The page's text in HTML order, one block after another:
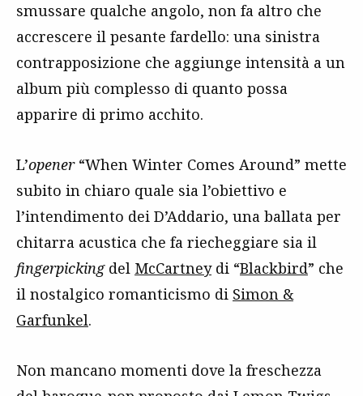
smussare qualche angolo, non fa altro che
accrescere il pesante fardello: una sinistra
contrapposizione che aggiunge intensità a un
album più complesso di quanto possa
apparire di primo acchito.
L’opener“When Winter Comes Around” mette
subito in chiaro quale sia l’obiettivo e
l’intendimento dei D’Addario, una ballata per
chitarra acustica che fa riecheggiare sia il
fingerpickingdel McCartneydi “Blackbird” che
il nostalgico romanticismo di Simon &
Garfunkel.
Non mancano momenti dove la freschezza